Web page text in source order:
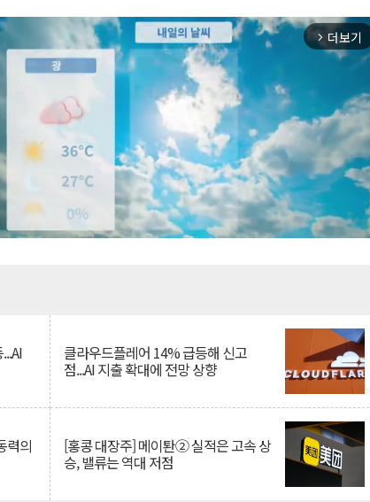
arrow_forward_ios 더보기
클라우드플레어 14% 급등해 신고
점...AI 지출 확대에 전망 상향
력의 [홍콩 대장주] 메이퇀② 실적은 고속 상
승, 밸류는 역대 저점